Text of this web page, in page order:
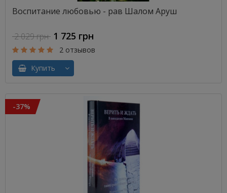
Воспитание любовью - рав Шалом Аруш
2 029 грн 1 725 грн
2 отзывов
Купить
-37%